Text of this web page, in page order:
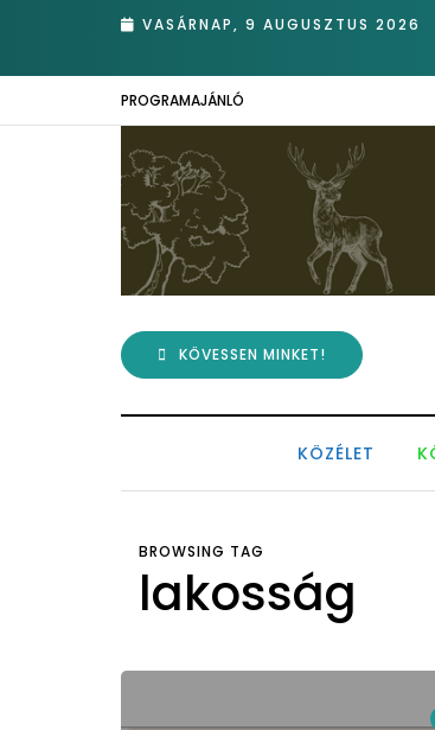
VASÁRNAP, 9 AUGUSZTUS 2026
tért be nemrégiben Kázmérra
PROGRAMAJÁNLÓ
KÖVESSEN MINKET!
KÖZÉLET
BROWSING TAG
lakosság